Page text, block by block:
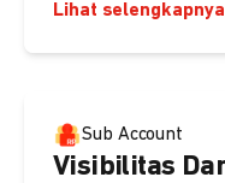
Lihat selengkapnya
Sub Account
Visibilitas